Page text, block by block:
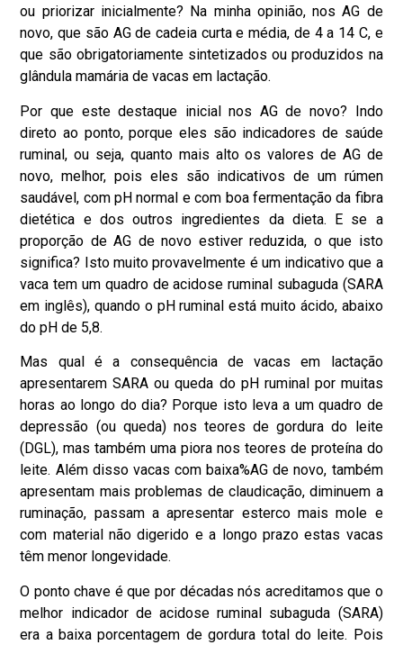
ou priorizar inicialmente? Na minha opinião, nos AG de
novo, que são AG de cadeia curta e média, de 4 a 14 C, e
que são obrigatoriamente sintetizados ou produzidos na
glândula mamária de vacas em lactação.
Por que este destaque inicial nos AG de novo? Indo
direto ao ponto, porque eles são indicadores de saúde
ruminal, ou seja, quanto mais alto os valores de AG de
novo, melhor, pois eles são indicativos de um rúmen
saudável, com pH normal e com boa fermentação da fibra
dietética e dos outros ingredientes da dieta. E se a
proporção de AG de novo estiver reduzida, o que isto
significa? Isto muito provavelmente é um indicativo que a
vaca tem um quadro de acidose ruminal subaguda (SARA
em inglês), quando o pH ruminal está muito ácido, abaixo
do pH de 5,8.
Mas qual é a consequência de vacas em lactação
apresentarem SARA ou queda do pH ruminal por muitas
horas ao longo do dia? Porque isto leva a um quadro de
depressão (ou queda) nos teores de gordura do leite
(DGL), mas também uma piora nos teores de proteína do
leite. Além disso vacas com baixa%AG de novo, também
apresentam mais problemas de claudicação, diminuem a
ruminação, passam a apresentar esterco mais mole e
com material não digerido e a longo prazo estas vacas
têm menor longevidade.
O ponto chave é que por décadas nós acreditamos que o
melhor indicador de acidose ruminal subaguda (SARA)
era a baixa porcentagem de gordura total do leite. Pois